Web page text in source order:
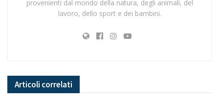
provenienti dal mondo della natura, degli animali, del
lavoro, dello sport e dei bambini.
Articoli correlati